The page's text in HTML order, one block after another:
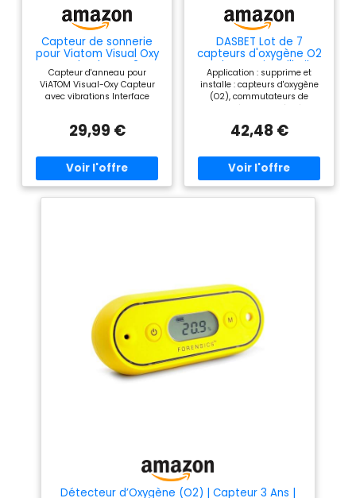
Capteur de sonnerie
pour Viatom Visual Oxy
et Checkme O2
Capteur d'anneau pour
ViATOM Visual-Oxy Capteur
avec vibrations Interface
29,99 €
DASBET Lot de 7
capteurs d'oxygène O2
et de Pression d'huile
Application : supprime et
installe : capteurs d'oxygène
(O2), commutateurs de
pression d'huile, unités d'envoi
commutateurs de capteur
1/6", 1 3/16", 1 douille pour
interrupteur thermique GM 1-
1/16". Inclus : douille à capteur
d'oxygène O2 à profil court et
facile : livré dans un étui
moulé par soufflage pour un
transport et un rangement
faciles. Service de garantie
d'un an disponible. Nos
produits sont 100 % neufs. Si
vous pensez que l'article que
42,48 €
Détecteur d’Oxygène (O2) | Capteur 3 Ans |